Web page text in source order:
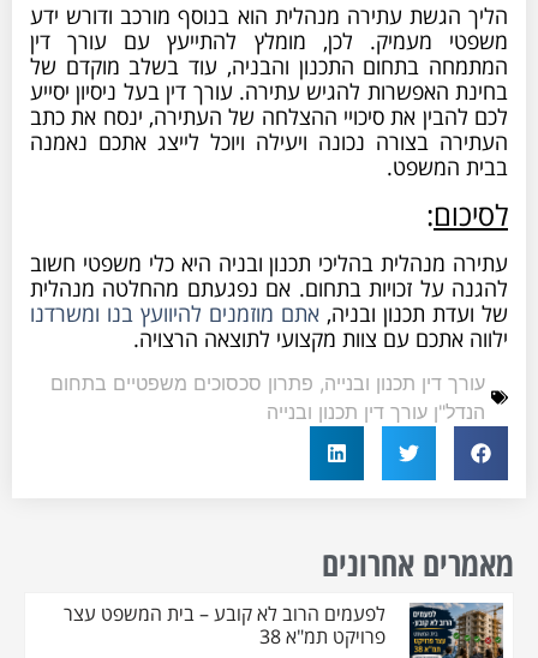
עתירה מנהלית הוא בנוסף מורכב ודורש ידע
מעמיק. לכן, מומלץ להתייעץ עם עורך דין
בתחום התכנון והבניה, עוד בשלב מוקדם של
האפשרות להגיש עתירה. עורך דין בעל ניסיון יסייע
את סיכויי ההצלחה של העתירה, ינסח את כתב
בצורה נכונה ויעילה ויוכל לייצג אתכם נאמנה
:
מנהלית בהליכי תכנון ובניה היא כלי משפטי חשוב
על זכויות בתחום. אם נפגעתם מהחלטה מנהלית
תכנון ובניה,אתם מוזמנים להיוועץ בנו ומשרדנו
אתכם עם צוות מקצועי לתוצאה הרצויה.
דין תכנון ובנייה,פתרון סכסוכים משפטיים בתחום
עורך דין תכנון ובנייה
אחרונים
לפעמים הרוב לא קובע – בית המשפט עצר
פרויקט תמ"א 38